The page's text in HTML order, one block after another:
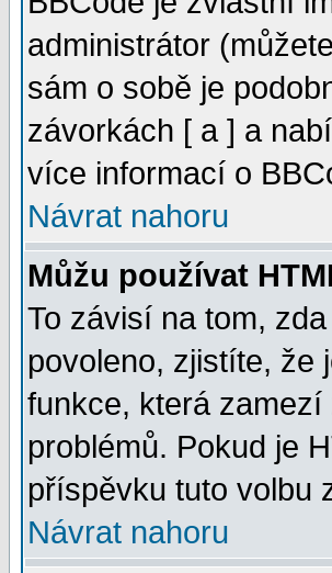
administrátor
sám o sobě je
závorkách [ a ] a
více informací o
Návrat nahoru
Můžu používat
To závisí na tom,
povoleno, zjistíte, že
funkce, která
problémů. Pokud je
příspěvku tuto volbu
Návrat nahoru